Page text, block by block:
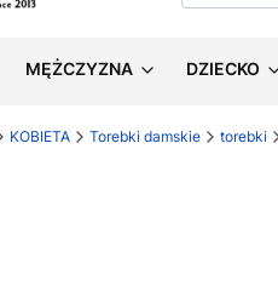
MĘŻCZYZNA DZIECKO
KOBIETA Torebki damskie torebki